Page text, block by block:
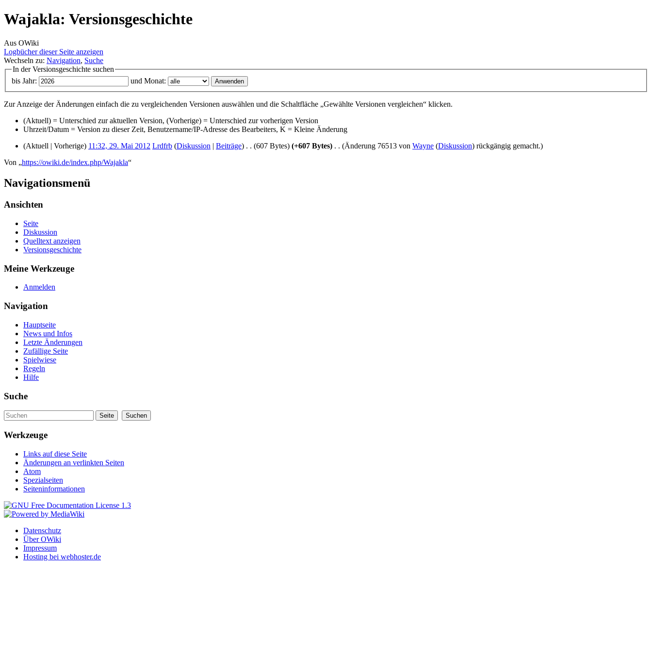
Wajakla: Versionsgeschichte
Aus OWiki
Logbücher dieser Seite anzeigen
Wechseln zu: Navigation, Suche
In der Versionsgeschichte suchen
bis Jahr:
und Monat:
Zur Anzeige der Änderungen einfach die zu vergleichenden Versionen auswählen und die Schaltfläche „Gewählte Versionen vergleichen“ klicken.
(Aktuell) = Unterschied zur aktuellen Version, (Vorherige) = Unterschied zur vorherigen Version
Uhrzeit/Datum = Version zu dieser Zeit, Benutzername/IP-Adresse des Bearbeiters, K = Kleine Änderung
(Aktuell | Vorherige) 11:32, 29. Mai 2012 Lrdfrb (Diskussion Beiträge) . . (607 Bytes) (+607 Bytes) . . (Änderung 76513 von Wayne (Diskussion) rückgängig gemacht.)
Von „https://owiki.de/index.php/Wajakla“
Navigationsmenü
Ansichten
Seite
Diskussion
Quelltext anzeigen
Versionsgeschichte
Meine Werkzeuge
Anmelden
Navigation
Hauptseite
News und Infos
Letzte Änderungen
Zufällige Seite
Spielwiese
Regeln
Hilfe
Suche
Werkzeuge
Links auf diese Seite
Änderungen an verlinkten Seiten
Atom
Spezialseiten
Seiteninformationen
Datenschutz
Über OWiki
Impressum
Hosting bei webhoster.de